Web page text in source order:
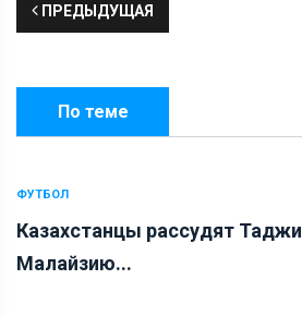
ПРЕДЫДУЩАЯ
По теме
ФУТБОЛ
Казахстанцы рассудят
Малайзию...